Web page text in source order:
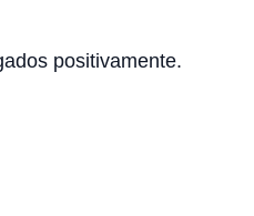
positivamente.